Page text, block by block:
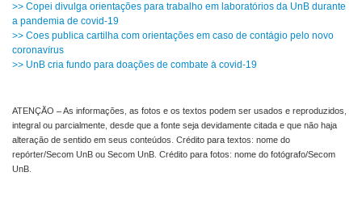
>> Copei divulga orientações para trabalho em laboratórios da UnB durante
a pandemia de covid-19
>> Coes publica cartilha com orientações em caso de contágio pelo novo
coronavírus
>> UnB cria fundo para doações de combate à covid-19
ATENÇÃO – As informações, as fotos e os textos podem ser usados e reproduzidos,
integral ou parcialmente, desde que a fonte seja devidamente citada e que não haja
alteração de sentido em seus conteúdos. Crédito para textos: nome do
repórter/Secom UnB ou Secom UnB. Crédito para fotos: nome do fotógrafo/Secom
UnB.